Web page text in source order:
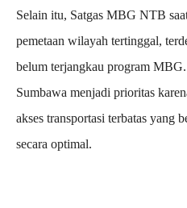
Selain itu, Satgas MBG NTB
pemetaan wilayah tertinggal,
belum terjangkau program
Sumbawa menjadi prioritas
akses transportasi terbatas yang
secara optimal.